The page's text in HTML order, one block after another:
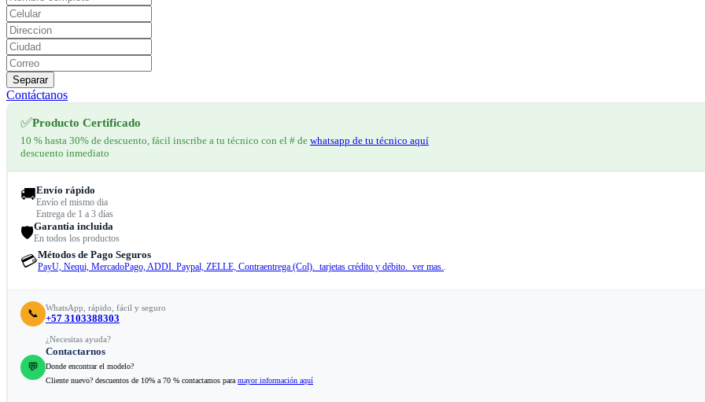
Separar
Contáctanos
✅Producto Certificado
10 % hasta 30% de descuento, fácil inscribe a tu técnico con el # de whatsapp de tu técnico aquí
descuento inmediato
🚚Envío rápido
Envío el mismo dia
Entrega de 1 a 3 días
🛡️Garantía incluida
En todos los productos
💳Métodos de Pago Seguros
PayU, Nequi, MercadoPago, ADDI. Paypal, ZELLE, Contraentrega (Col). tarjetas crédito y débito. ver mas..
📞 WhatsApp, rápido, fácil y seguro
+57 3103388303
💬
¿Necesitas ayuda?
Contactarnos
Donde encontrar el modelo?
Cliente nuevo? descuentos de 10% a 70 % contactamos para mayor información aquí